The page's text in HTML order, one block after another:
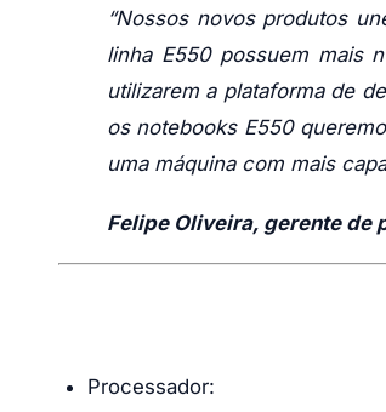
“Nossos novos produtos
linha E550 possuem mais
utilizarem a plataforma de
os notebooks E550
uma máquina com mais
Felipe Oliveira, gerente de
Processador: